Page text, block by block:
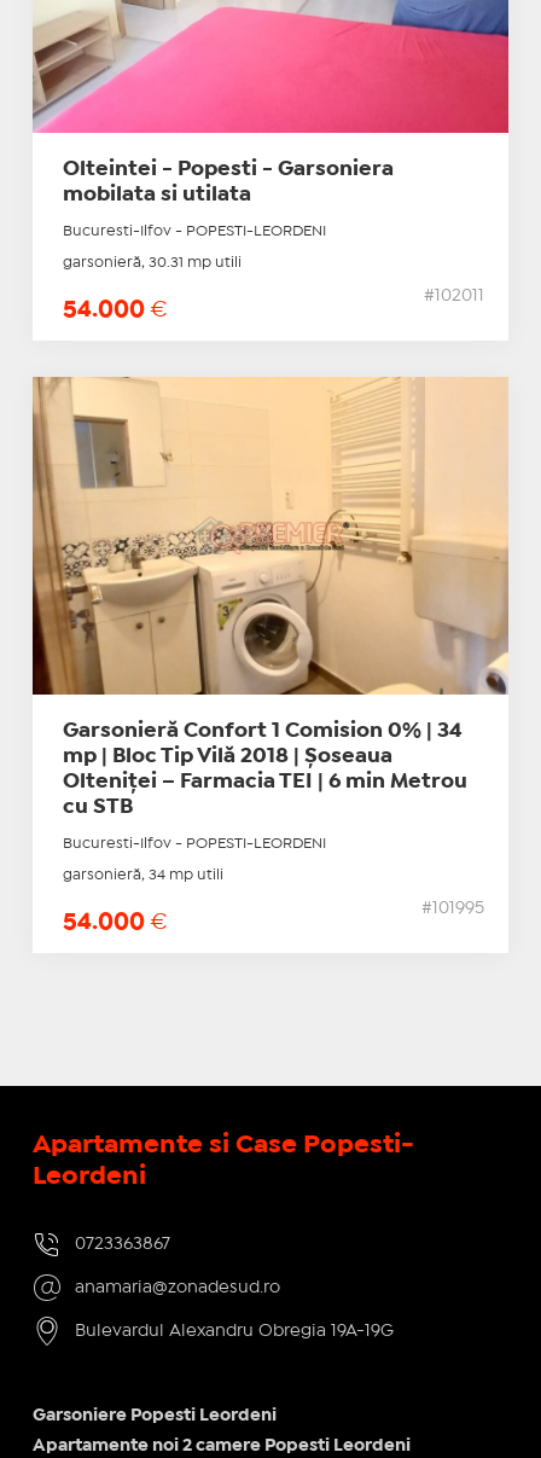
Olteintei - Popesti - Garsoniera
mobilata si utilata
Bucuresti-Ilfov - POPESTI-LEORDENI
garsonieră, 30.31 mp utili
54.000 €
#102011
Garsonieră Confort 1 Comision 0% | 34
mp | Bloc Tip Vilă 2018 | Șoseaua
Olteniței – Farmacia TEI | 6 min Metrou
cu STB
Bucuresti-Ilfov - POPESTI-LEORDENI
garsonieră, 34 mp utili
54.000 €
#101995
Apartamente si Case Popesti-
Leordeni
0723363867
anamaria@zonadesud.ro
Bulevardul Alexandru Obregia 19A-19G
Garsoniere Popesti Leordeni
Apartamente noi 2 camere Popesti Leordeni